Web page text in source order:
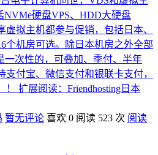
NVMe硬盘VPS、HDD大硬盘
虚拟主机都参与促销，包括日本、
个机房可选。除日本机房之外全部
一次性的，可叠加、季付、半年
付宝、微信支付和银联卡支付，
扩展阅读：Friendhosting日本
暂无评论 喜欢 0 阅读 523 次 阅读